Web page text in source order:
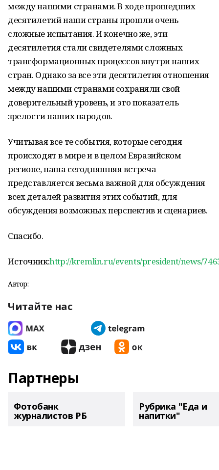
между нашими странами. В ходе прошедших
десятилетий наши страны прошли очень
сложные испытания. И конечно же, эти
десятилетия стали свидетелями сложных
трансформационных процессов внутри наших
стран. Однако за все эти десятилетия отношения
между нашими странами сохраняли свой
доверительный уровень, и это показатель
зрелости наших народов.
Учитывая все те события, которые сегодня
происходят в мире и в целом Евразийском
регионе, наша сегодняшняя встреча
представляется весьма важной для обсуждения
всех деталей развития этих событий, для
обсуждения возможных перспектив и сценариев.
Спасибо.
Источник:http://kremlin.ru/events/president/news/
Автор:
Читайте нас
Партнеры
Фотобанк
журналистов РБ
Рубрика "Еда и
напитки"